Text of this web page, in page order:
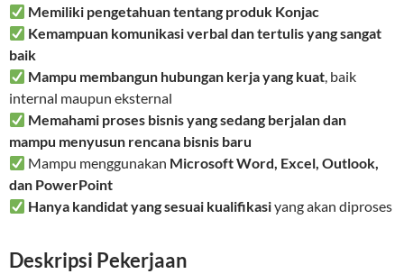
Memiliki pengetahuan tentang produk Konjac
Kemampuan komunikasi verbal dan tertulis yang sangat
baik
Mampu membangun hubungan kerja yang kuat, baik
internal maupun eksternal
Memahami proses bisnis yang sedang berjalan dan
mampu menyusun rencana bisnis baru
Mampu menggunakan Microsoft Word, Excel, Outlook,
dan PowerPoint
Hanya kandidat yang sesuai kualifikasiyang akan diproses
Deskripsi Pekerjaan